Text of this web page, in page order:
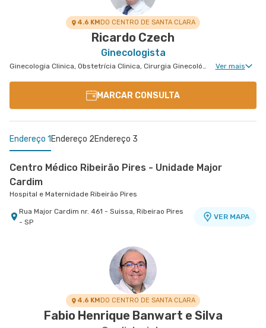
4.6 KMDO CENTRO DE SANTA CLARA
Ricardo Czech
Ginecologista
Ginecologia Clinica, Obstetrícia Clinica, Cirurgia Ginecológica, Ginecologia Endócrina, Núcleo de Endometriose, Cirurgia Oncológica Ginecológica, Uroginecologia, Cirurgia Robótica Ginecológica, Reprodução Humana, Ginecologia Oncológica, Miomatose Uterina(Miomas), Ginecologia Videohisteroscopia Ver mais
MARCAR CONSULTA
Endereço 1 Endereço 2Endereço 3
Centro Médico Ribeirão Pires - Unidade Major
Cardim
Hospital e Maternidade Ribeirão Pires
Rua Major Cardim nr. 461 - Suissa, Ribeirao Pires
- SP
VER MAPA
Rua Martim Afonso nr. 114 - Vila Bocaina, Maua -
Hospital São Luiz São Bernardo
Avenida Alvaro Guimaraes nr. 3033 - Assuncao,
Sao Bernardo do Campo - SP
4.6 KMDO CENTRO DE SANTA CLARA
Fabio Henrique Banwart e Silva